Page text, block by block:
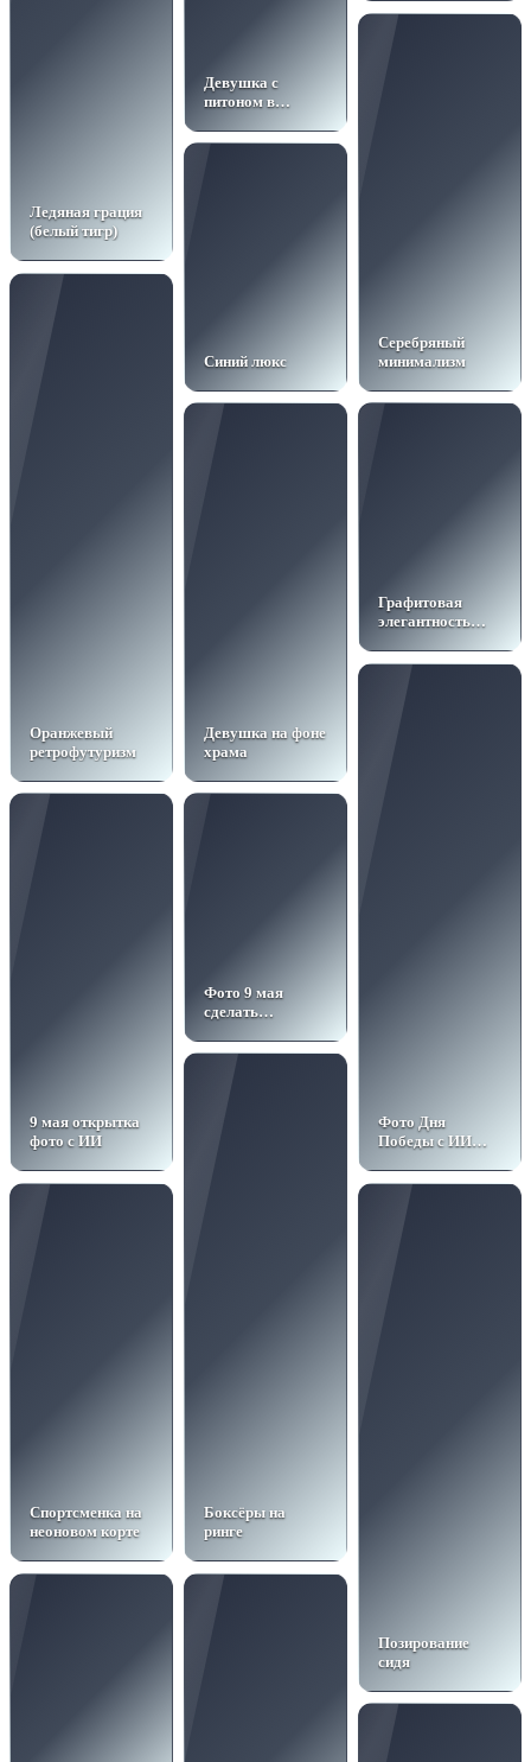
Ледяная грация
(белый тигр)
Девушка с
питоном в
Серебряный
минимализм
Синий люкс
Оранжевый
ретрофутуризм
Девушка на фоне
храма
Графитовая
элегантность
Фото Дня
Победы с ИИ
9 мая открытка
фото с ИИ
Фото 9 мая
сделать
Боксёры на
ринге
Спортсменка на
неоновом корте
Позирование
сидя